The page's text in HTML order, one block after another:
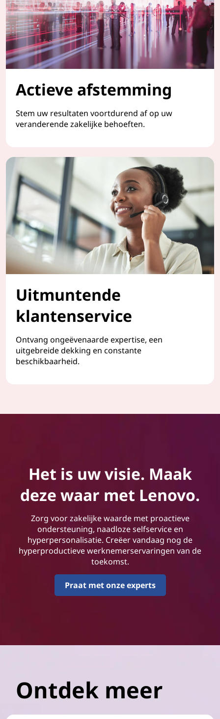
Actieve afstemming
Stem uw resultaten voortdurend af op uw
veranderende zakelijke behoeften.
Uitmuntende
klantenservice
Ontvang ongeëvenaarde expertise, een
uitgebreide dekking en constante
beschikbaarheid.
Het is uw visie. Maak
deze waar met Lenovo.
Zorg voor zakelijke waarde met proactieve
ondersteuning, naadloze selfservice en
hyperpersonalisatie. Creëer vandaag nog de
hyperproductieve werknemerservaringen van de
toekomst.
Praat met onze experts
Ontdek meer